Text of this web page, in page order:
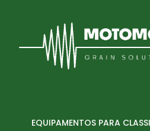
EQUIPAMENTOS PARA